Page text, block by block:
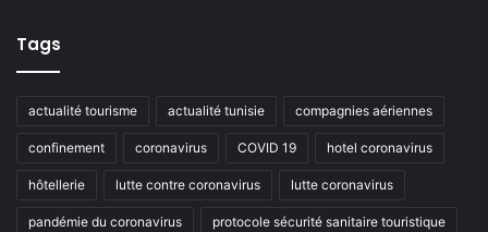
Tags
actualité tourisme actualité tunisie compagnies aériennes
confinement coronavirus COVID 19 hotel coronavirus
hôtellerie lutte contre coronavirus lutte coronavirus
pandémie du coronavirus protocole sécurité sanitaire touristique